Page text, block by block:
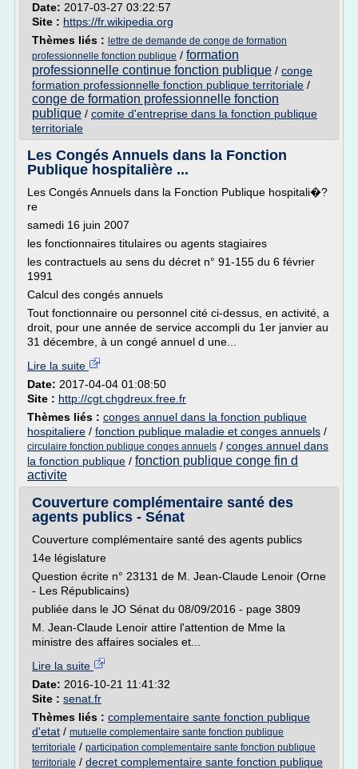
Date: 2017-03-27 03:22:57
Site : https://fr.wikipedia.org
Thèmes liés : lettre de demande de conge de formation
professionnelle fonction publique / formation
professionnelle continue fonction publique / conge
formation professionnelle fonction publique territoriale /
conge de formation professionnelle fonction
publique / comite d'entreprise dans la fonction publique
territoriale
Les Congés Annuels dans la Fonction
Publique hospitalière ...
Les Congés Annuels dans la Fonction Publique hospitali�?
re
samedi 16 juin 2007
les fonctionnaires titulaires ou agents stagiaires
les contractuels au sens du décret n° 91-155 du 6 février
1991
Calcul des congés annuels
Tout fonctionnaire ou personnel cité ci-dessus, en activité, a
droit, pour une année de service accompli du 1er janvier au
31 décembre, à un congé annuel d une...
Lire la suite
Date: 2017-04-04 01:08:50
Site : http://cgt.chgdreux.free.fr
Thèmes liés : conges annuel dans la fonction publique
hospitaliere / fonction publique maladie et conges annuels /
circulaire fonction publique conges annuels / conges annuel dans
la fonction publique / fonction publique conge fin d
activite
Couverture complémentaire santé des
agents publics - Sénat
Couverture complémentaire santé des agents publics
14e législature
Question écrite n° 23131 de M. Jean-Claude Lenoir (Orne
- Les Républicains)
publiée dans le JO Sénat du 08/09/2016 - page 3809
M. Jean-Claude Lenoir attire l'attention de Mme la
ministre des affaires sociales et...
Lire la suite
Date: 2016-10-21 11:41:32
Site : senat.fr
Thèmes liés : complementaire sante fonction publique
d'etat / mutuelle complementaire sante fonction publique
territoriale / participation complementaire sante fonction publique
territoriale / decret complementaire sante fonction publique